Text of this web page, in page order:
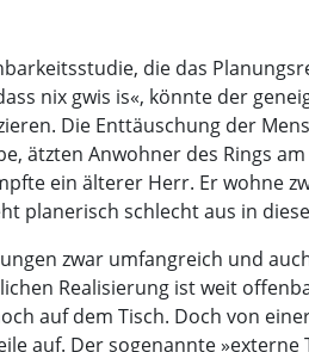
die das
nix gwis is«, könnte der
Die Enttäuschung der
ätzten Anwohner des Rings
ein älterer Herr. Er wohne
planerisch schlecht aus in
zwar umfangreich und
Realisierung ist weit
auf dem Tisch. Doch von
auf. Der sogenannte »externe